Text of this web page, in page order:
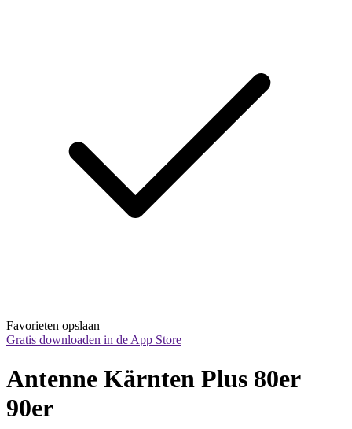
Favorieten opslaan
Gratis downloaden in de App Store
Antenne Kärnten Plus 80er
90er